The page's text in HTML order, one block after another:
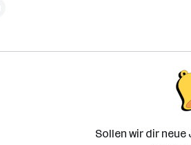
Sollen wir dir